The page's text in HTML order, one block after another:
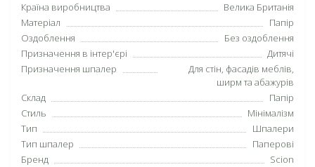
Країна виробництва
Велика Британія
Матеріал
Папір
Оздоблення
Без оздоблення
Призначення в інтер'єрі
Дитячі
Призначення шпалер
Для стін, фасадів меблів,
ширм та абажурів
Склад
Папір
Стиль
Мінімалізм
Тип
Шпалери
Тип шпалер
Паперові
Бренд
Scion